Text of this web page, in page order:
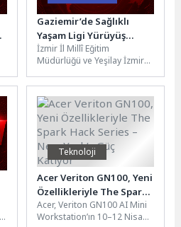
Gaziemir’de Sağlıklı
Yaşam Ligi Yürüyüş
Etkinliği Gerçekleştirildi
İzmir İl Millî Eğitim
Müdürlüğü ve Yeşilay İzmir
düzenlenen Sağlıklı Yaşam
Ligi...
Teknoloji
Acer Veriton GN100, Yeni
Özellikleriyle The Spark
Hack Series – New York’a
Güç Katıyor
Acer, Veriton GN100 AI Mini
Workstation’ın 10–12 Nisan